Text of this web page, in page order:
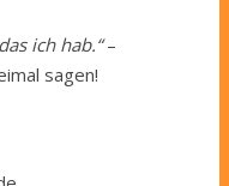
ich hab.“–
sagen!